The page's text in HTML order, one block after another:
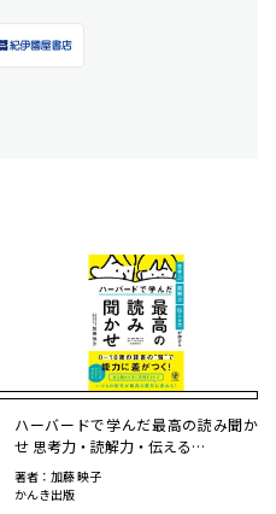
ハーバードで学んだ最高の読み聞か
せ 思考力・読解力・伝える…
著者：加藤 映子
かんき出版